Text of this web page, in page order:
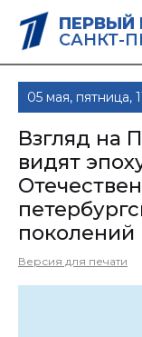
ПЕРВЫЙ
САНКТ-
05 мая, пятница,
Взгляд на
видят
поколений
Версия для печати